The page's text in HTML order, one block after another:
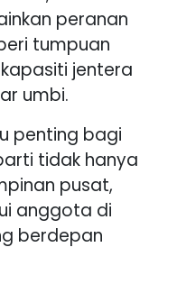
peranan
tumpuan
jentera
umbi.
penting bagi
tidak hanya
pusat,
anggota di
berdepan